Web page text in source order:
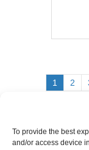
To provide the best
and/or access device
1 2